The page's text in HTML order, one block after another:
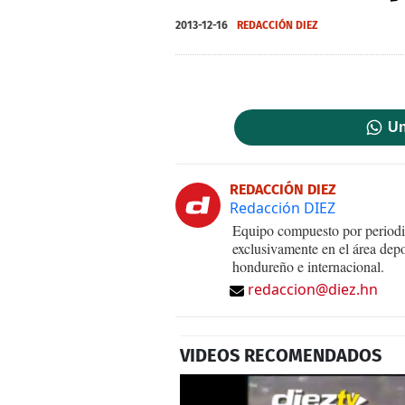
2013-12-16 REDACCIÓN DIEZ
REDACCIÓN DIEZ
Redacción DIEZ
Equipo compuesto por
exclusivamente en el área
hondureño e internacional.
redaccion@diez.hn
VIDEOS RECOMENDADOS